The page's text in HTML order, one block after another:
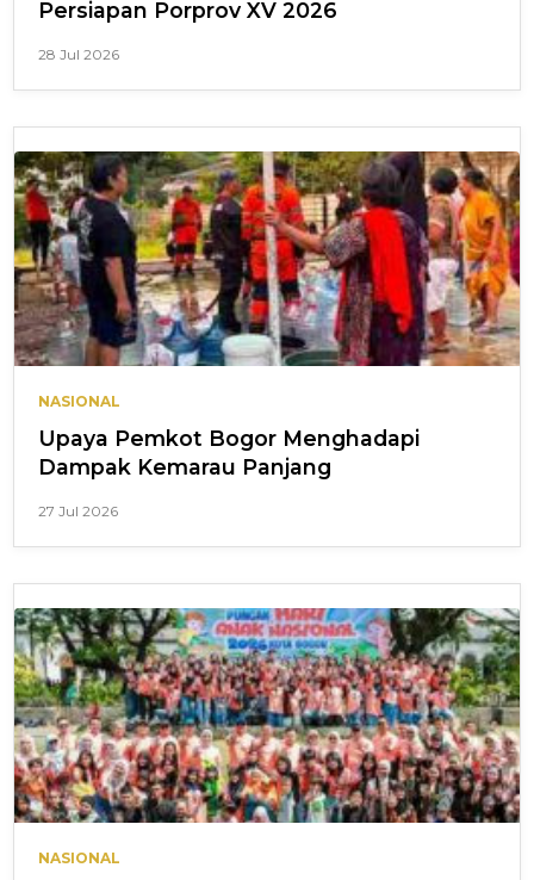
Persiapan Porprov XV 2026
28 Jul 2026
NASIONAL
Upaya Pemkot Bogor Menghadapi
Dampak Kemarau Panjang
27 Jul 2026
NASIONAL